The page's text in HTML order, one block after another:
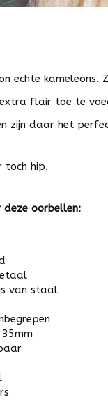
echte
flair toe te
zijn daar het
toch hip.
oorbellen:
van staal